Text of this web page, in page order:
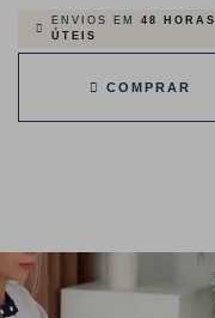
ENVIOS EM 48 HORAS
ÚTEIS
COMPRAR